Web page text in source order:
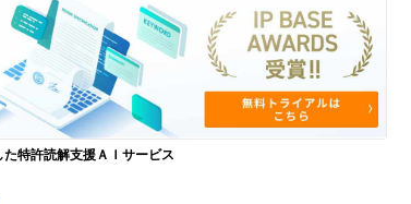
た特許読解支援ＡＩサービス